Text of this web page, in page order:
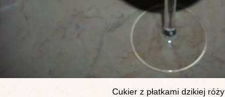
Cukier z płatkami dzikiej róży